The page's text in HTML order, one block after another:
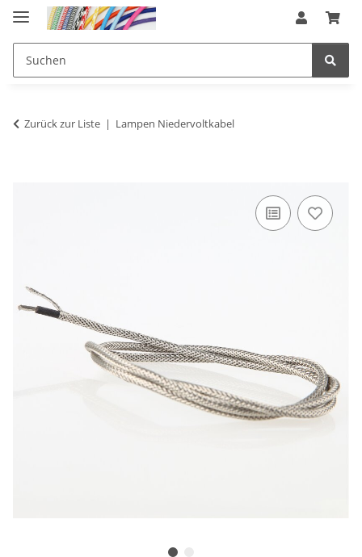
Zurück zur Liste Lampen Niedervoltkabel